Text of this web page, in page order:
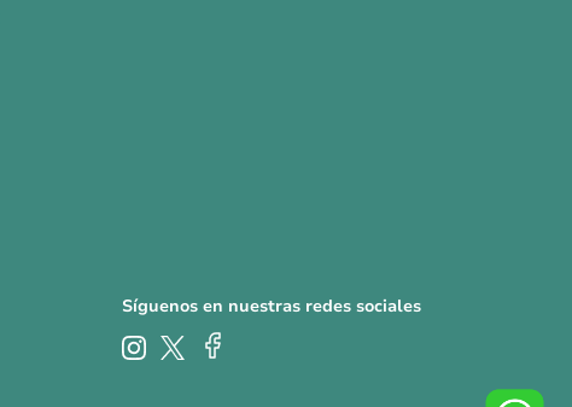
Síguenos en nuestras redes sociales